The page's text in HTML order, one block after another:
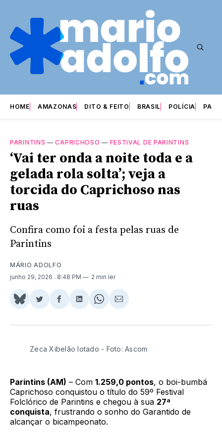
HOME AMAZONAS DITO & FEITO BRASIL POLÍCIA
PARINTINS —CAPRICHOSO — FESTIVAL DE PARINTINS
‘Vai ter onda a noite toda e a
gelada rola solta’; veja a
torcida do Caprichoso nas
ruas
Confira como foi a festa pelas ruas de
Parintins
MÁRIO ADOLFO
junho 29, 2026 . 8:48 PM 2 min ler
Share
BlueSky
Compartilhar
Twitter
Compartilhar
Facebook
Compartilhar
LinkedIn
Share
WhatsApp
Compartilhar
Email
Zeca Xibelão lotado - Foto: Ascom
Parintins (AM) – Com 1.259,0 pontos, o boi-bumbá
Caprichoso conquistou o título do 59º Festival
Folclórico de Parintins e chegou à sua 27ª
conquista, frustrando o sonho do Garantido de
alcançar o bicampeonato.